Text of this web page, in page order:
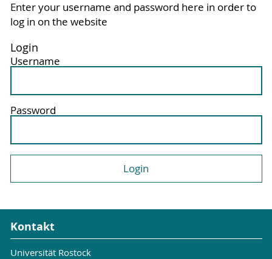
Enter your username and password here in order to
log in on the website
Login
Username
Password
Kontakt
Universität Rostock